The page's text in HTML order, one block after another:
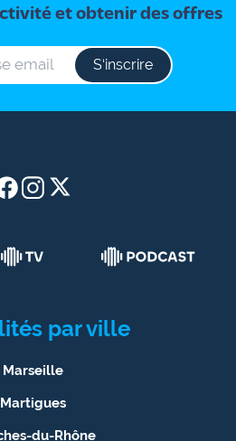
et obtenir des offres
S‘inscrire
par ville
Marseille
Martigues
du-Rhône